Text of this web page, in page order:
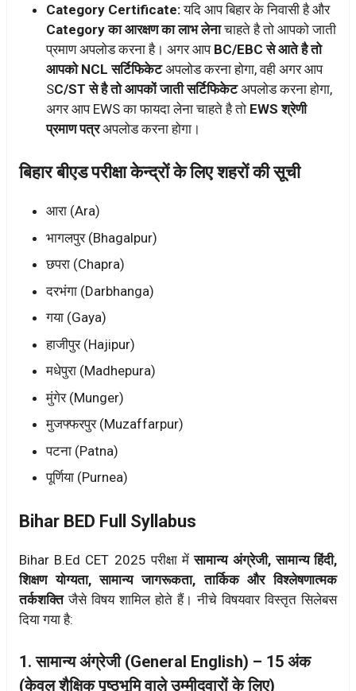
Category Certificate:यदि आप बिहार के निवासी है और
Category का आरक्षण का लाभ लेनाचाहते है तो आपको जाती
प्रमाण अपलोड करना है। अगर आप BC/EBC से आते है तो
आपको NCL सर्टिफिकेटअपलोड करना होगा, वही अगर आप
SC/ST से है तो आपकों जाती सर्टिफिकेटअपलोड करना होगा,
अगर आप EWS का फायदा लेना चाहते है तो EWS श्रेणी
प्रमाण पत्रअपलोड करना होगा।
बिहार बीएड परीक्षा केन्द्रों के लिए शहरों की सूची
आरा (Ara)
भागलपुर (Bhagalpur)
छपरा (Chapra)
दरभंगा (Darbhanga)
गया (Gaya)
हाजीपुर (Hajipur)
मधेपुरा (Madhepura)
मुंगेर (Munger)
मुजफ्फरपुर (Muzaffarpur)
पटना (Patna)
पूर्णिया (Purnea)
Bihar BED Full Syllabus
Bihar B.Ed CET 2025 परीक्षा मेंसामान्य अंग्रेजी, सामान्य हिंदी,
शिक्षण योग्यता, सामान्य जागरूकता, तार्किक और विश्लेषणात्मक
तर्कशक्तिजैसे विषय शामिल होते हैं। नीचे विषयवार विस्तृत सिलेबस
दिया गया है:
1. सामान्य अंग्रेजी (General English) – 15 अंक
(केवल शैक्षिक पृष्ठभूमि वाले उम्मीदवारों के लिए)